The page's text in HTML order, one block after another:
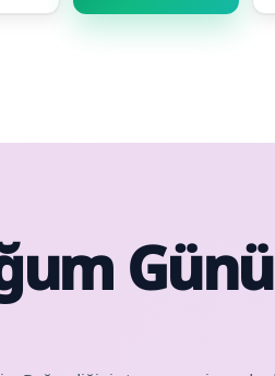
Günü